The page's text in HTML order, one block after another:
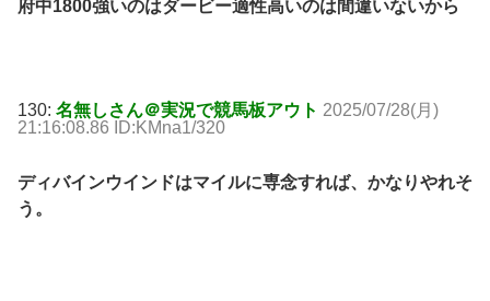
府中1800強いのはダービー適性高いのは間違いないから
130: 名無しさん＠実況で競馬板アウト 2025/07/28(月)
21:16:08.86 ID:KMna1/320
ディバインウインドはマイルに専念すれば、かなりやれそ
う。